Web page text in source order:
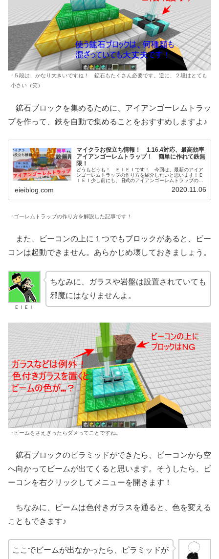
↑５段は、かなり大きいですね！ 鉱石もたくさん必要です。逆に、２段はとても
小さい（笑）
鉱石ブロックを集めるために、アイアンゴーレムトラッ
プを作って、鉄を自動で集めることをおすすめしますよ♪
マイクラお役立ち情報！ 1.16.4対応、最高効率
アイアンゴーレムトラップ！ 簡単に作れて鉄無
限！
どうもどうも！ ＥＩＥＩです！ 今回は、最新のアイア
ンゴーレムトラップの作り方を紹介したいと思います！Ｅ
ＩＥＩ少し前にも、旧式のアイアンゴーレムトラップの作
eieiblog.com 2020.11.06
↑ゴーレムトラップの作り方を解説した記事です！
また、ビーコンの上に１つでもブロックがあると、ビー
コンは起動できません。あらかじめ壊しておきましょう。
ＥＩＥＩ
ちなみに、ガラスや岩盤は設置されていても
邪魔にはなりませんよ。
↑ビームをさえぎったらダメってことですね。
鉱石ブロックのピラミッドができたら、ビーコンから空
へ向かってビームが出てくると思います。そうしたら、ビ
ーコンを右クリックしてメニューを開きます！
ちなみに、ビームは色付きガラスを通ると、色を変える
こともできます♪
ここでビームが出なかったら、ピラミッドが